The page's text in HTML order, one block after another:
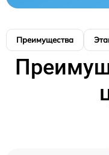
Преимущества